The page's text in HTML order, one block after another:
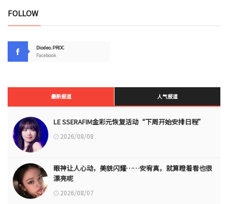
FOLLOW
Diodeo.PROC
Facebook
最新报道 人气报道
LE SSERAFIM金彩元恢复活动“下周开始安排日程”
2026/08/08
眼神让人心动，美貌闪耀……安宥真，就算瞪着看也很
漂亮呢
2026/08/07